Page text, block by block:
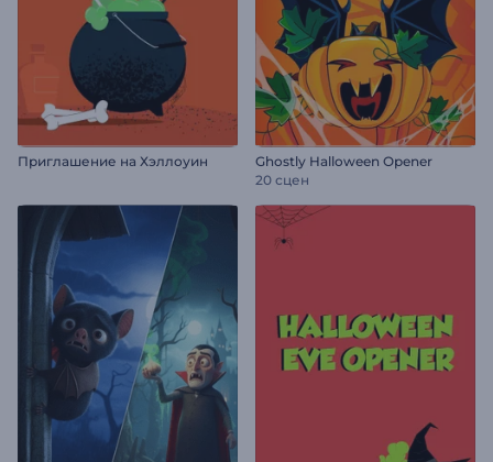
Приглашение на Хэллоуин
Ghostly Halloween Opener
20 сцен